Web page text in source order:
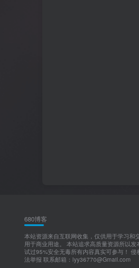
680博客
本站资源来自互联网收集，仅供用于学习和
用于商业用途。 本站追求高质量资源所以发
试过95%安全无毒所有内容真实可参与！ 侵
法举报 联系邮箱：lyy36770@Gmail.com